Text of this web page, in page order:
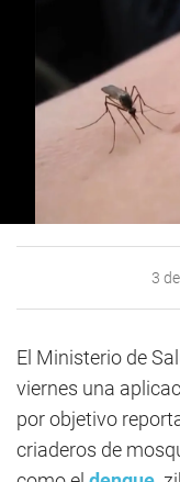
3
El Ministerio de
viernes una
por objetivo
criaderos de